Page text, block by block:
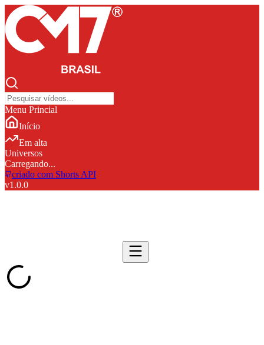
Menu Princial
Início
Em alta
Universos
Carregando...
criado com Shorts API
v1.0.0